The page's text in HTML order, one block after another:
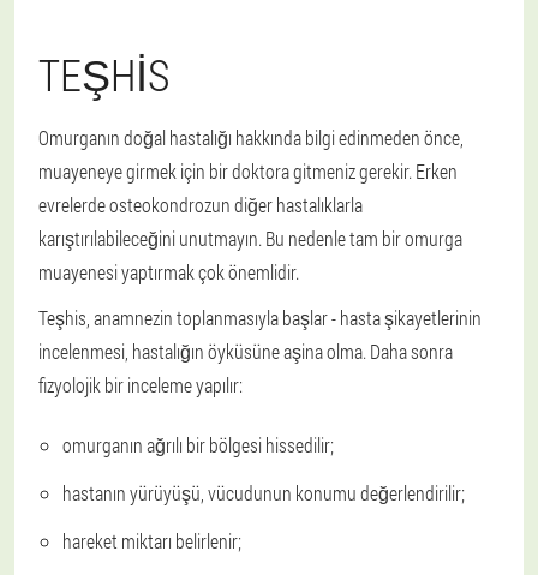
TEŞHIS
Omurganın doğal hastalığı hakkında bilgi edinmeden önce,
muayeneye girmek için bir doktora gitmeniz gerekir. Erken
evrelerde osteokondrozun diğer hastalıklarla
karıştırılabileceğini unutmayın. Bu nedenle tam bir omurga
muayenesi yaptırmak çok önemlidir.
Teşhis, anamnezin toplanmasıyla başlar - hasta şikayetlerinin
incelenmesi, hastalığın öyküsüne aşina olma. Daha sonra
fizyolojik bir inceleme yapılır:
omurganın ağrılı bir bölgesi hissedilir;
hastanın yürüyüşü, vücudunun konumu değerlendirilir;
hareket miktarı belirlenir;